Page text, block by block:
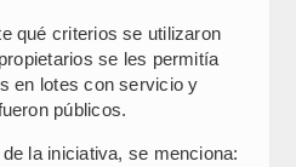
qué criterios se utilizaron
se les permitía
en lotes con servicio y
públicos.
la iniciativa, se menciona: